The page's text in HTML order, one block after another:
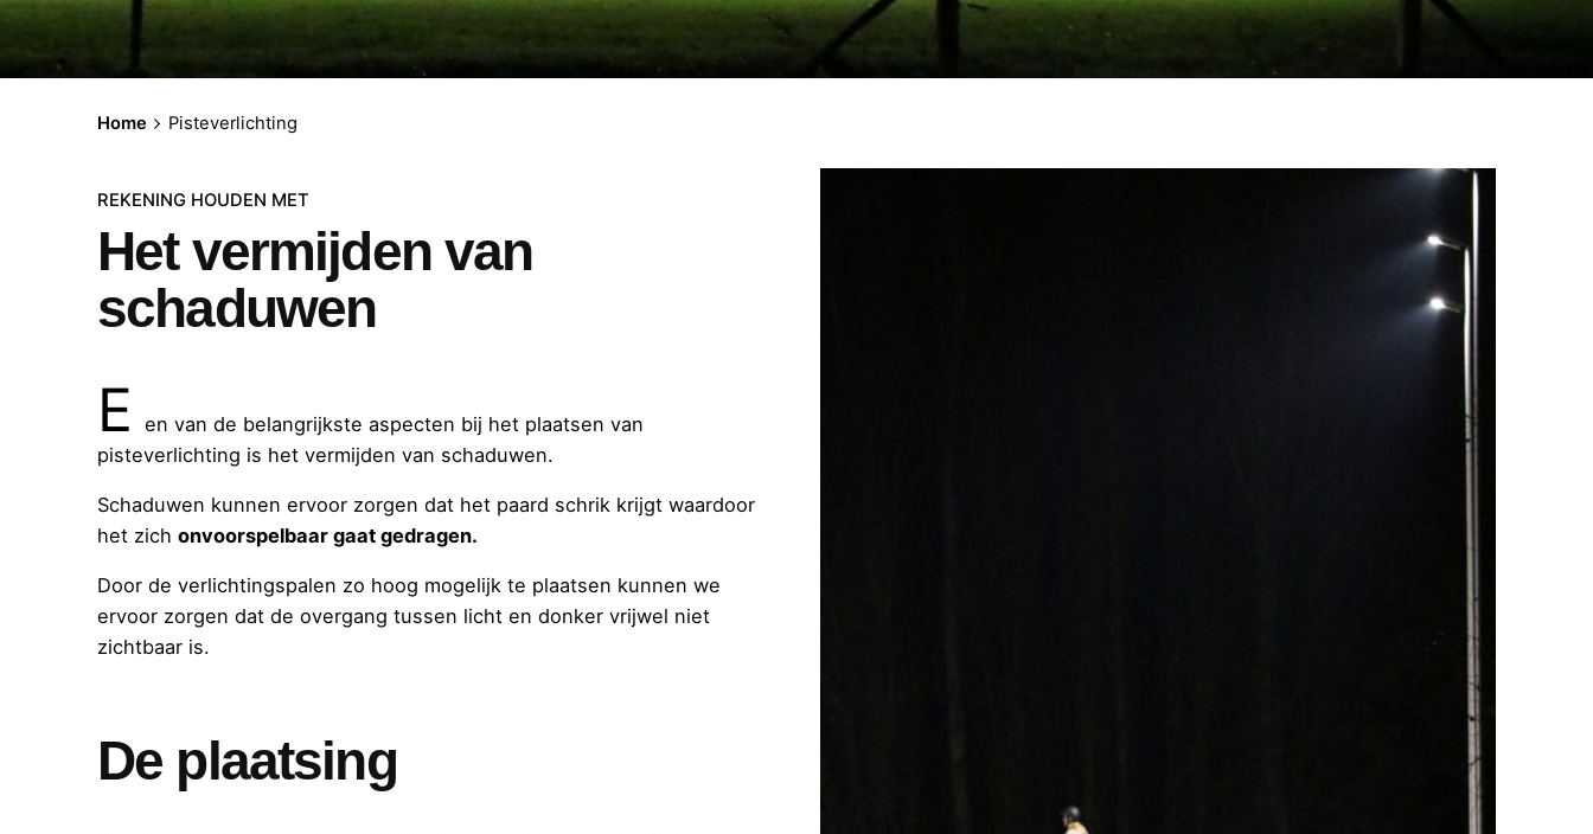
Home Pisteverlichting
REKENING HOUDEN MET
Het vermijden van
schaduwen
E
en van de belangrijkste aspecten bij het plaatsen van
pisteverlichting is het vermijden van schaduwen.
Schaduwen kunnen ervoor zorgen dat het paard schrik krijgt waardoor
het zich onvoorspelbaar gaat gedragen.
Door de verlichtingspalen zo hoog mogelijk te plaatsen kunnen we
ervoor zorgen dat de overgang tussen licht en donker vrijwel niet
zichtbaar is.
De plaatsing